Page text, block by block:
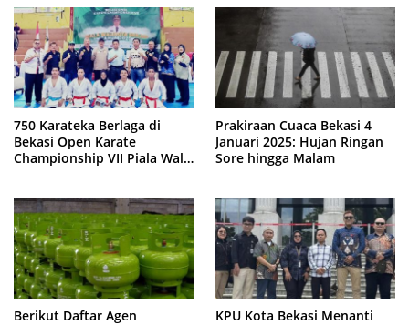
750 Karateka Berlaga di
Bekasi Open Karate
Championship VII Piala Wali
Prakiraan Cuaca Bekasi 4
Januari 2025: Hujan Ringan
Sore hingga Malam
Berikut Daftar Agen
KPU Kota Bekasi Menanti